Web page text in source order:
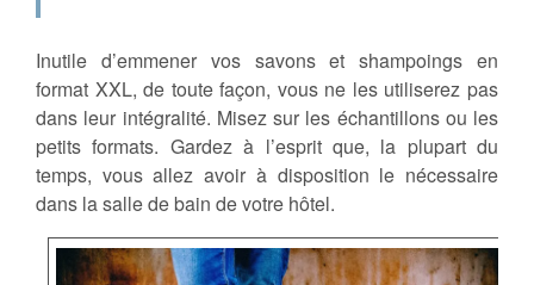
Inutile d’emmener vos savons et shampoings en
format XXL, de toute façon, vous ne les utiliserez pas
dans leur intégralité. Misez sur les échantillons ou les
petits formats. Gardez à l’esprit que, la plupart du
temps, vous allez avoir à disposition le nécessaire
dans la salle de bain de votre hôtel.